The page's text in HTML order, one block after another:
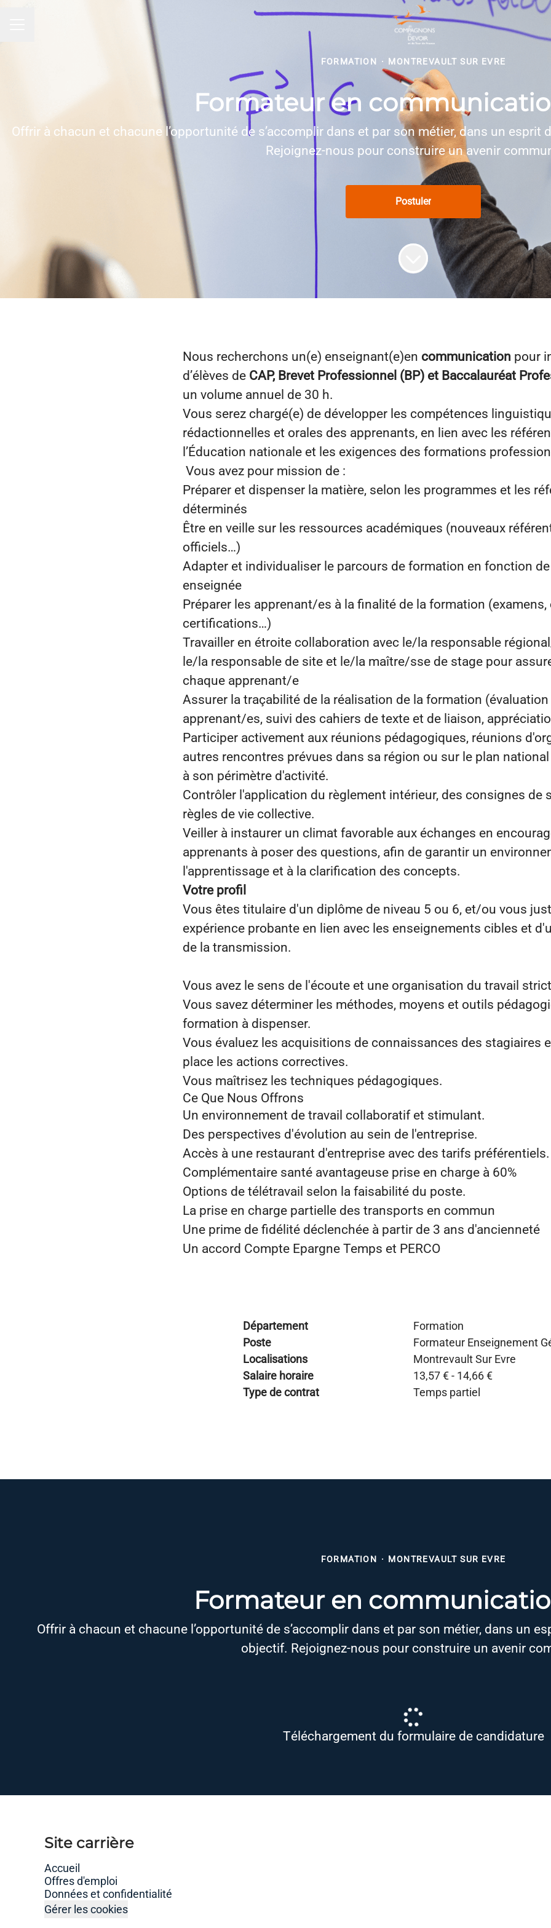
FORMATION · MONTREVAULT SUR EVRE
Formateur en
Offrir à chacun et chacune l’opportunité de s’accomplir dans et par son métier, dans un
Rejoignez-nous pour construire un avenir
Postuler
Nous recherchons un(e) enseignant(e)en communication pour
d’élèves de CAP, Brevet Professionnel (BP) et Baccalauréat
un volume annuel de 30 h.
Vous serez chargé(e) de développer les compétences
rédactionnelles et orales des apprenants, en lien avec les
l’Éducation nationale et les exigences des formations
Vous avez pour mission de :
Préparer et dispenser la matière, selon les programmes et les
déterminés
Être en veille sur les ressources académiques (nouveaux
officiels…)
Adapter et individualiser le parcours de formation en fonction
enseignée
Préparer les apprenant/es à la finalité de la formation (examens,
certifications…)
Travailler en étroite collaboration avec le/la responsable
le/la responsable de site et le/la maître/sse de stage pour
chaque apprenant/e
Assurer la traçabilité de la réalisation de la formation (évaluation
apprenant/es, suivi des cahiers de texte et de liaison,
Participer activement aux réunions pédagogiques, réunions
autres rencontres prévues dans sa région ou sur le plan
à son périmètre d'activité.
Contrôler l'application du règlement intérieur, des consignes de
règles de vie collective.
Veiller à instaurer un climat favorable aux échanges en
apprenants à poser des questions, afin de garantir un
l'apprentissage et à la clarification des concepts.
Votre profil
Vous êtes titulaire d'un diplôme de niveau 5 ou 6, et/ou vous
expérience probante en lien avec les enseignements cibles et
de la transmission.
Vous avez le sens de l'écoute et une organisation du travail
Vous savez déterminer les méthodes, moyens et outils
formation à dispenser.
Vous évaluez les acquisitions de connaissances des stagiaires
place les actions correctives.
Vous maîtrisez les techniques pédagogiques.
Ce Que Nous Offrons
Un environnement de travail collaboratif et stimulant.
Des perspectives d'évolution au sein de l'entreprise.
Accès à une restaurant d'entreprise avec des tarifs préférentiels.
Complémentaire santé avantageuse prise en charge à 60%
Options de télétravail selon la faisabilité du poste.
La prise en charge partielle des transports en commun
Une prime de fidélité déclenchée à partir de 3 ans d'ancienneté
Un accord Compte Epargne Temps et PERCO
Département
Formation
Poste
Formateur Enseignement
Localisations
Montrevault Sur Evre
Salaire horaire
13,57 € - 14,66 €
Type de contrat
Temps partiel
FORMATION · MONTREVAULT SUR EVRE
Formateur en
Offrir à chacun et chacune l’opportunité de s’accomplir dans et par son métier, dans un
objectif. Rejoignez-nous pour construire un avenir
Téléchargement du formulaire de candidature
Site carrière
Accueil
Offres d'emploi
Données et confidentialité
Gérer les cookies